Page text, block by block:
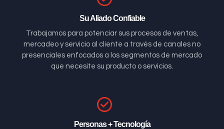
Su Aliado Confiable
Trabajamos para potenciar sus procesos de ventas,
mercadeo y servicio al cliente a través de canales no
presenciales enfocados a los segmentos de mercado
que necesite su producto o servicios.
Personas + Tecnología